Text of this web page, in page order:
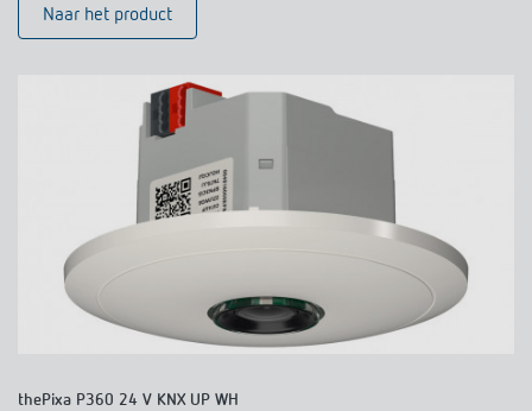
Naar het product
thePixa P360 24 V KNX UP WH